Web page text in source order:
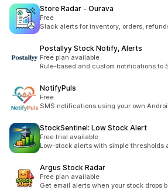
Store Radar ‑ Ourava
Free
Slack alerts for inventory, orders,
Postallyy Stock Notify, Alerts
Free plan available
Rule-based and custom notifications to
NotifyPuls
Free
SMS notifications using your own
StockSentinel: Low Stock Alert
Free trial available
Low-stock alerts with simple thresholds
Argus Stock Radar
Free plan available
Get email alerts when your stock drops